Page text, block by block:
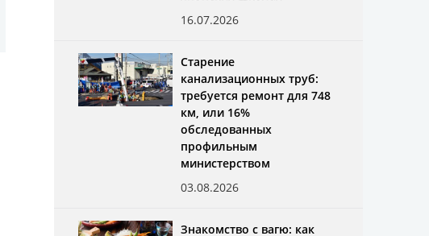
16.07.2026
Старение
канализационных труб:
требуется ремонт для 748
км, или 16%
обследованных
профильным
министерством
03.08.2026
Знакомство с вагю: как